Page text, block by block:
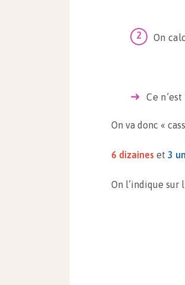
On
Ce
On va donc «
6 dizaines et 3
On l’indique sur